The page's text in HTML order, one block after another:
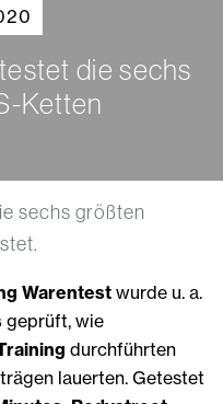
die sechs
Ketten
sechs größten
Warentest wurde u. a.
geprüft, wie
durch­führten
lauerten. Getestet